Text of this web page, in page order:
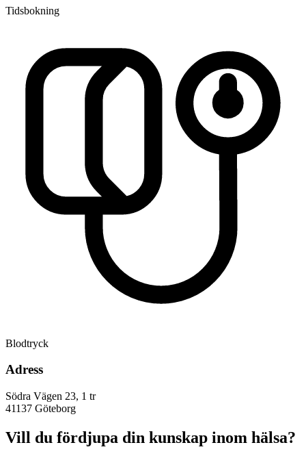
Tidsbokning
Blodtryck
Adress
Södra Vägen 23, 1 tr
41137 Göteborg
Vill du fördjupa din kunskap inom hälsa?